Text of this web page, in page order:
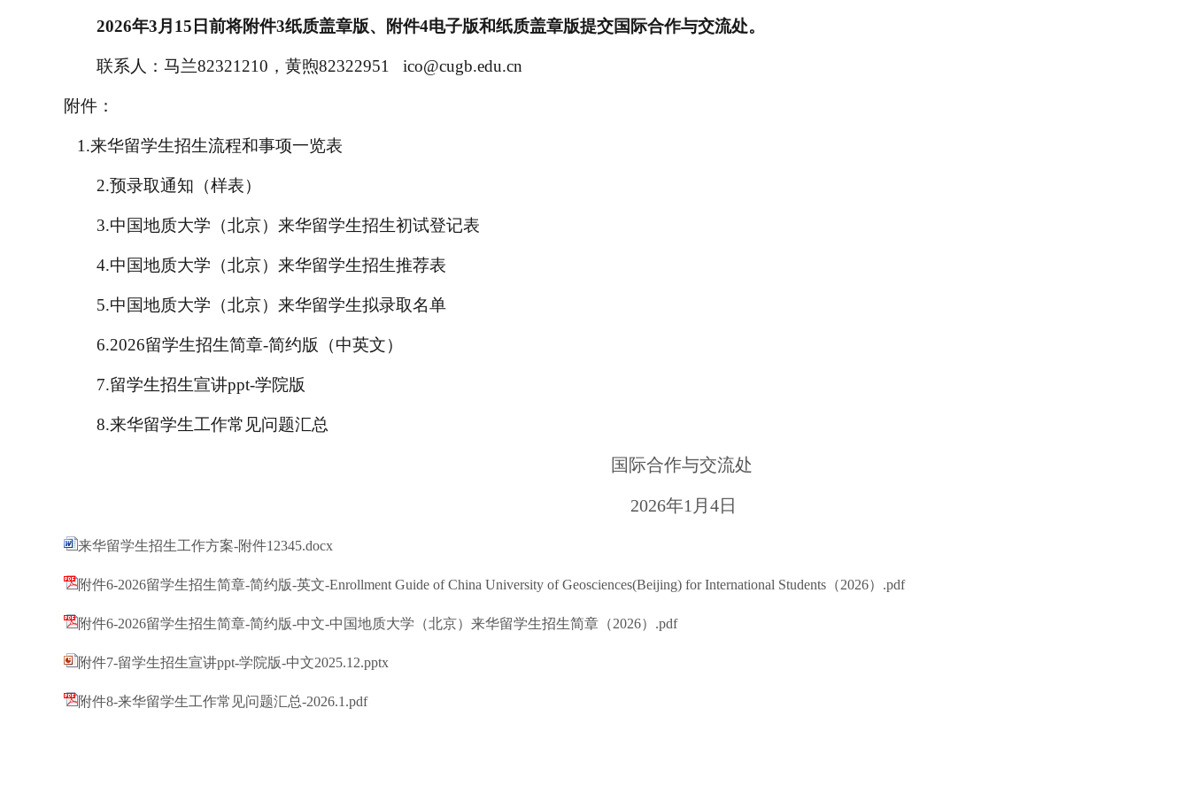
2026年3月15 日前将附件3纸质盖章版、附件4电子版和纸质盖章版提交国际合作与交流处。
联系人：马兰82321210，黄煦82322951 ico@cugb.edu.cn
附件：
1.来华留学生招生流程和事项一览表
2.预录取通知（样表）
3.中国地质大学（北京）来华留学生招生初试登记表
4.中国地质大学（北京）来华留学生招生推荐表
5.中国地质大学（北京）来华留学生拟录取名单
6.2026留学生招生简章-简约版（中英文）
7.留学生招生宣讲ppt-学院版
8.来华留学生工作常见问题汇总
国际合作与交流处
2026年1月 4日
来华留学生招生工作方案-附件12345.docx
附件6-2026留学生招生简章-简约版-英文-Enrollment Guide of China University of Geosciences(Beijing) for International Students（2026）.pdf
附件6-2026留学生招生简章-简约版-中文-中国地质大学（北京）来华留学生招生简章（2026）.pdf
附件7-留学生招生宣讲ppt-学院版-中文2025.12.pptx
附件8-来华留学生工作常见问题汇总-2026.1.pdf